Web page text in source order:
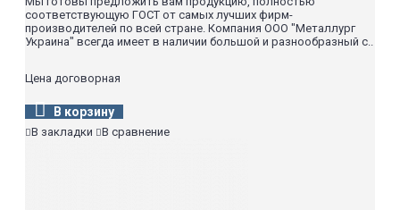
соответствующую ГОСТ от самых лучших фирм-
производителей по всей стране. Компания ООО "Металлург
Украина" всегда имеет в наличии большой и разнообразный с..
Цена договорная
В корзину
В закладки В сравнение